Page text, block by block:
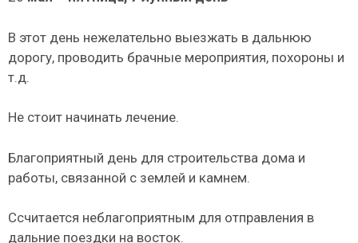
В этот день нежелательно выезжать в дальнюю
дорогу, проводить брачные мероприятия, похороны и
т.д.
Не стоит начинать лечение.
Благоприятный день для строительства дома и
работы, связанной с землей и камнем.
Ссчитается неблагоприятным для отправления в
дальние поездки на восток.